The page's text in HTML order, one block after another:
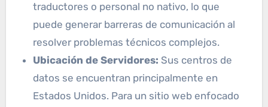
traductores o personal no nativo, lo que
puede generar barreras de comunicación al
resolver problemas técnicos complejos.
Ubicación de Servidores: Sus centros de
datos se encuentran principalmente en
Estados Unidos. Para un sitio web enfocado